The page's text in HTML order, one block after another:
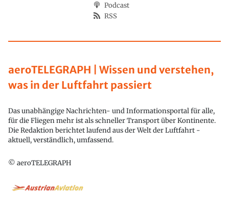
aeroTELEGRAPH | Wissen und verstehen,
was in der Luftfahrt passiert
Das unabhängige Nachrichten- und Informationsportal für alle,
für die Fliegen mehr ist als schneller Transport über Kontinente.
Die Redaktion berichtet laufend aus der Welt der Luftfahrt -
aktuell, verständlich, umfassend.
© aeroTELEGRAPH
Podcast
RSS